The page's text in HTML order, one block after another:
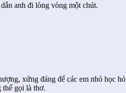
anh đi lòng vòng một chút.
xứng đáng để các em nhỏ học
thể gọi là thơ.